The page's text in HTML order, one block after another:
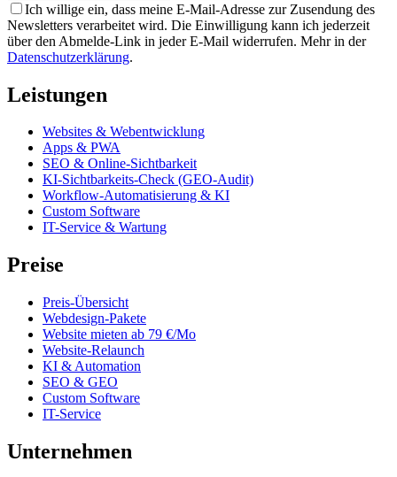
Ich willige ein, dass meine E-Mail-Adresse zur Zusendung des
Newsletters verarbeitet wird. Die Einwilligung kann ich jederzeit
über den Abmelde-Link in jeder E-Mail widerrufen. Mehr in der
Datenschutzerklärung.
Leistungen
Websites & Webentwicklung
Apps & PWA
SEO & Online-Sichtbarkeit
KI-Sichtbarkeits-Check (GEO-Audit)
Workflow-Automatisierung & KI
Custom Software
IT-Service & Wartung
Preise
Preis-Übersicht
Webdesign-Pakete
Website mieten ab 79 €/Mo
Website-Relaunch
KI & Automation
SEO & GEO
Custom Software
IT-Service
Unternehmen